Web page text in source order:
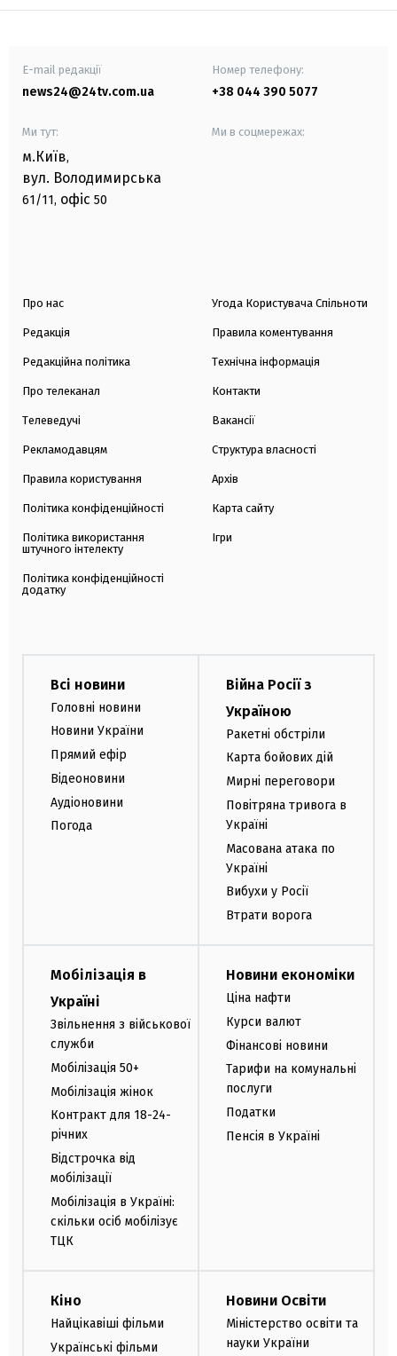
E-mail редакції
news24@24tv.com.ua
Номер телефону:
+38 044 390 5077
Ми тут:
м.Київ,
вул. Володимирська
61/11, офіс 50
Ми в соцмережах:
Про нас
Редакція
Редакційна політика
Про телеканал
Телеведучі
Рекламодавцям
Правила користування
Політика конфіденційності
Політика використання
штучного інтелекту
Політика конфіденційності
додатку
Угода Користувача Спільноти
Правила коментування
Технічна інформація
Контакти
Вакансії
Структура власності
Архів
Карта сайту
Ігри
Всі новини
Головні новини
Новини України
Прямий ефір
Відеоновини
Аудіоновини
Погода
Війна Росії з
Україною
Ракетні обстріли
Карта бойових дій
Мирні переговори
Повітряна тривога в
Україні
Масована атака по
Україні
Вибухи у Росії
Втрати ворога
Мобілізація в
Україні
Звільнення з військової
служби
Мобілізація 50+
Мобілізація жінок
Контракт для 18-24-
річних
Відстрочка від
мобілізації
Мобілізація в Україні:
скільки осіб мобілізує
ТЦК
Новини економіки
Ціна нафти
Курси валют
Фінансові новини
Тарифи на комунальні
послуги
Податки
Пенсія в Україні
Кіно
Найцікавіші фільми
Українські фільми
Новини Освіти
Міністерство освіти та
науки України